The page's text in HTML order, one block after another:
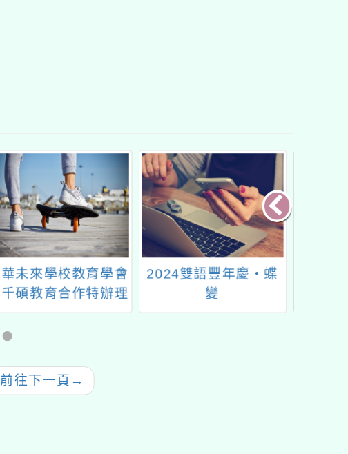
2024雙語豐年慶‧蝶
變
南崁自造教育及科技中
心115年7月份教師增
能研習計畫
前往下一頁 →